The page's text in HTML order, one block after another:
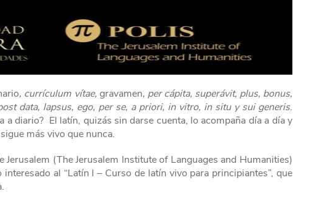
, currículum vítae, gravamen, per cápita, superávit, plus, bonus,
data, lapsus, ego, per se, a priori, in vitro, in situ y sui generis.
a diario? El latín, quizás sin darse cuenta, lo acompaña día a día y
más vivo que nunca.
(The Jerusalem Institute of Languages and Humanities)
al “Latín I – Curso de latín vivo para principiantes”, que